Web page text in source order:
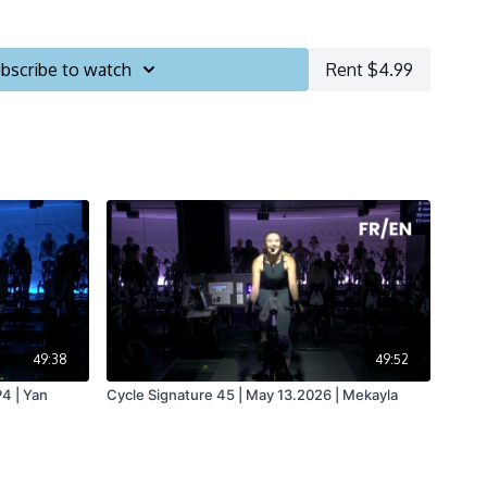
to watch Rent $4.99
49:38
| Yan
49:52
Cycle Signature 45 | May 13.2026 | Mekayla